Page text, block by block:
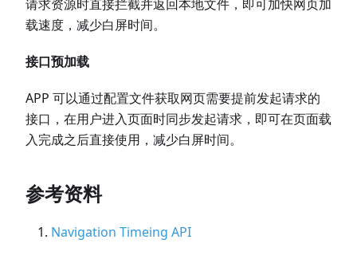
请求资源时直接拦截并返回本地文件，即可加快网页加
载速度，减少白屏时间。
接口预加载
APP 可以通过配置文件获取网页需要提前发起请求的
接口，在用户进入页面时同步发起请求，即可在页面载
入完成之后直接使用，减少白屏时间。
参考资料
Navigation Timeing API